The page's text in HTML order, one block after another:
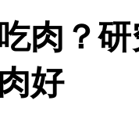
肉？
好